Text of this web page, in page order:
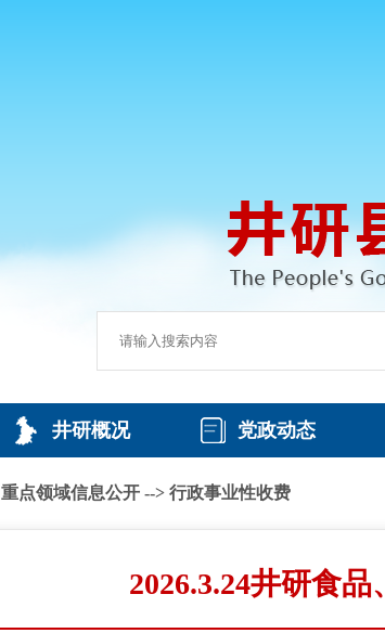
井研概况 党政动态
重点领域信息公开 --> 行政事业性收费
2026.3.24井研食